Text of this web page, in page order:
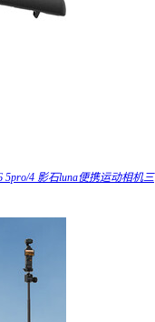
5pro/4 影石luna便携运动相机三